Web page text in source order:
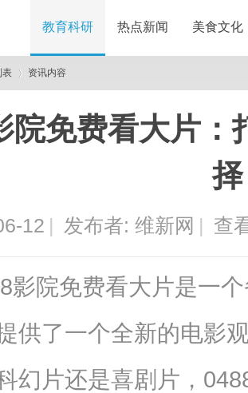
教育科研 热点新闻 美食文化
表 资讯内容
院免费看大片：
择
12 | 发布者: 维新网 | 查
影院免费看大片是一
供了一个全新的电影
幻片还是喜剧片，